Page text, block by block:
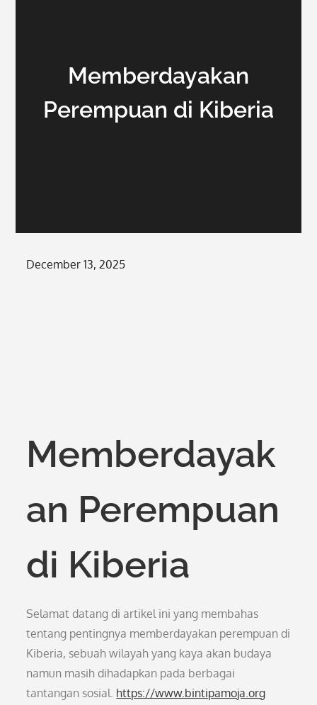
Memberdayakan
Perempuan di Kiberia
Posted
December 13, 2025
Memberdayak
an Perempuan
di Kiberia
Selamat datang di artikel ini yang membahas
tentang pentingnya memberdayakan perempuan di
Kiberia, sebuah wilayah yang kaya akan budaya
namun masih dihadapkan pada berbagai
tantangan sosial. https://www.bintipamoja.org